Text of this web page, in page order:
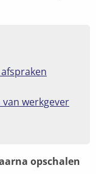
werkgever
opschalen